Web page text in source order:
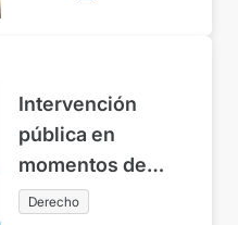
Intervención
pública en
momentos de
crisis: el derecho
Derecho